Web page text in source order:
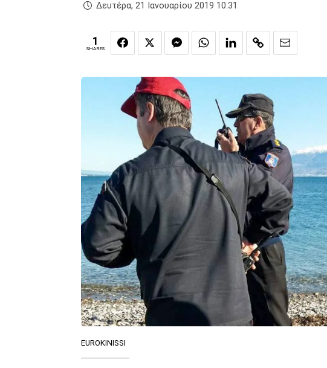
Δευτέρα, 21 Ιανουαρίου 2019 10:31
1
SHARES
EUROKINISSI